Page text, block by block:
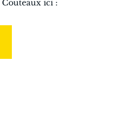
ici :